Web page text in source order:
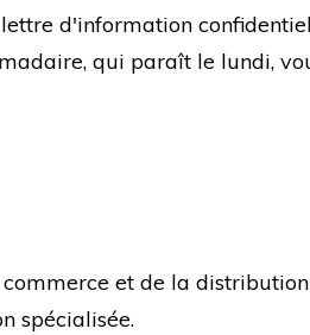
d'information
qui paraît le lundi,
et de la distribution
spécialisée.